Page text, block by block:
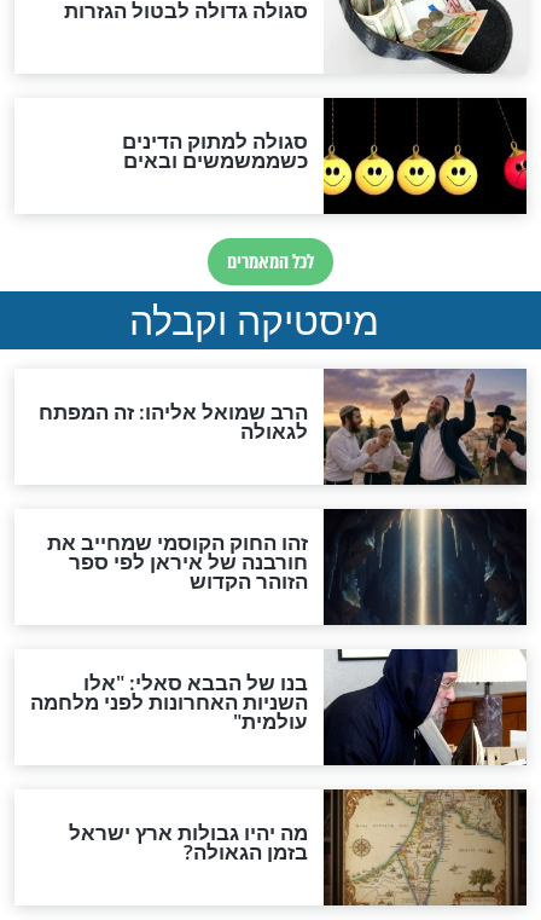
לכל המאמרים
אחרית הימים
האם אפשר לחשב את הקץ?
מה יהיה בימות המשיח?
"לפני הגאולה תהיה אפיקורסות
והכחשה גדולה מאוד של
האמונה"
האם לאחר בוא המשיח יהיה
אפשר לחזור בתשובה?
לכל המאמרים